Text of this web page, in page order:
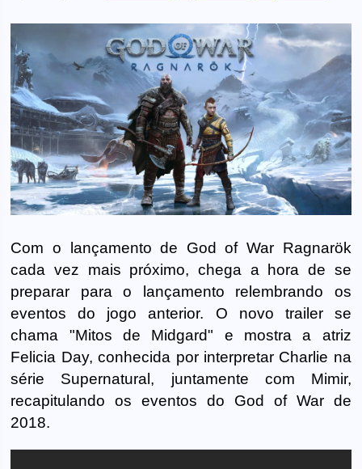
Com o lançamento de God of War Ragnarök
cada vez mais próximo, chega a hora de se
preparar para o lançamento relembrando os
eventos do jogo anterior. O novo trailer se
chama "Mitos de Midgard" e mostra a atriz
Felicia Day, conhecida por interpretar Charlie na
série Supernatural, juntamente com Mimir,
recapitulando os eventos do God of War de
2018.